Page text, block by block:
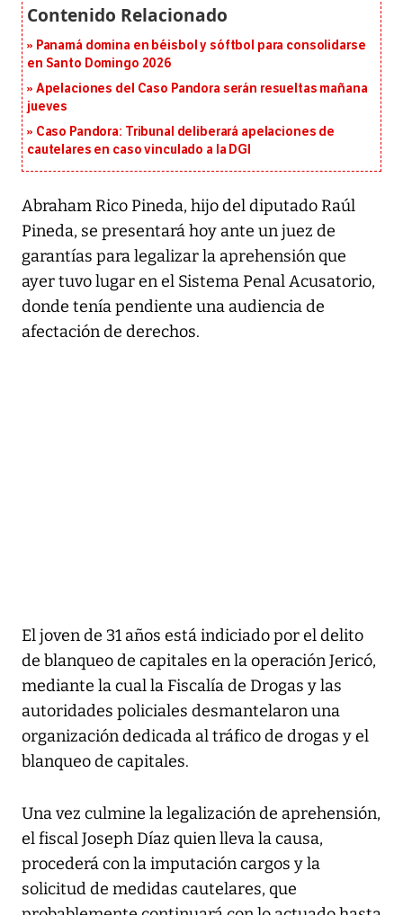
Panamá domina en béisbol y sóftbol para consolidarse
en Santo Domingo 2026
Apelaciones del Caso Pandora serán resueltas mañana
jueves
Caso Pandora: Tribunal deliberará apelaciones de
cautelares en caso vinculado a la DGI
Abraham Rico Pineda, hijo del diputado Raúl
Pineda, se presentará hoy ante un juez de
garantías para legalizar la aprehensión que
ayer tuvo lugar en el Sistema Penal Acusatorio,
donde tenía pendiente una audiencia de
afectación de derechos.
El joven de 31 años está indiciado por el delito
de blanqueo de capitales en la operación Jericó,
mediante la cual la Fiscalía de Drogas y las
autoridades policiales desmantelaron una
organización dedicada al tráfico de drogas y el
blanqueo de capitales.
Una vez culmine la legalización de aprehensión,
el fiscal Joseph Díaz quien lleva la causa,
procederá con la imputación cargos y la
solicitud de medidas cautelares, que